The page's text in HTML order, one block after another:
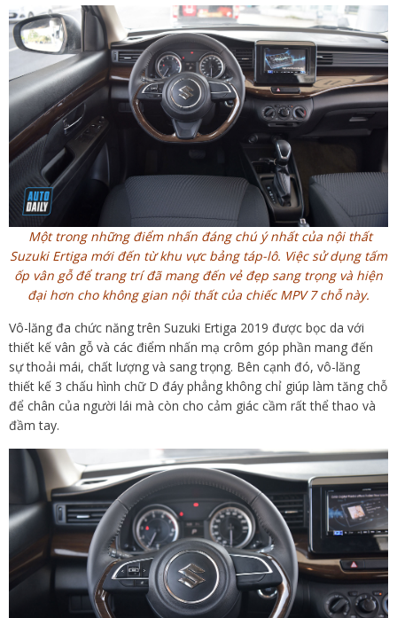
Một trong những điểm nhấn đáng chú ý nhất của nội thất
Suzuki Ertiga mới đến từ khu vực bảng táp-lô. Việc sử dụng tấm
ốp vân gỗ để trang trí đã mang đến vẻ đẹp sang trọng và hiện
đại hơn cho không gian nội thất của chiếc MPV 7 chỗ này.
Vô-lăng đa chức năng trên Suzuki Ertiga 2019 được bọc da với
thiết kế vân gỗ và các điểm nhấn mạ crôm góp phần mang đến
sự thoải mái, chất lượng và sang trọng. Bên cạnh đó, vô-lăng
thiết kế 3 chấu hình chữ D đáy phẳng không chỉ giúp làm tăng chỗ
để chân của người lái mà còn cho cảm giác cầm rất thể thao và
đầm tay.